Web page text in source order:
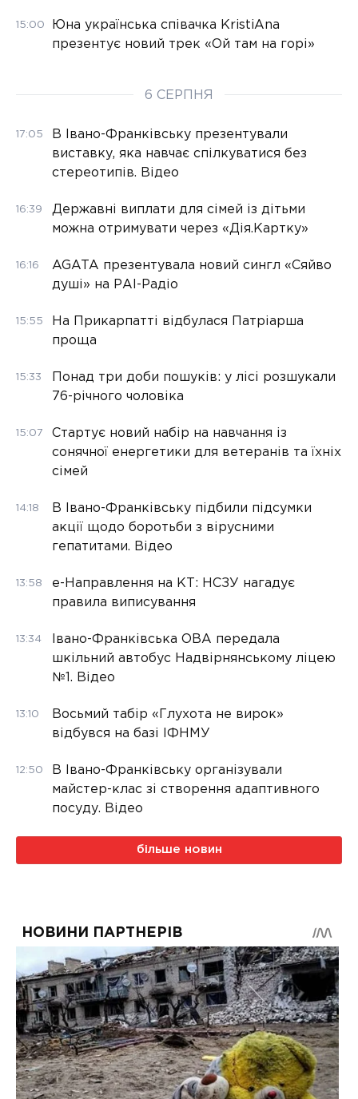
15:00
Юна українська співачка KristiAna
презентує новий трек «Ой там на горі»
6 СЕРПНЯ
17:05
В Івано-Франківську презентували
виставку, яка навчає спілкуватися без
стереотипів. Відео
16:39
Державні виплати для сімей із дітьми
можна отримувати через «Дія.Картку»
16:16
AGATA презентувала новий сингл «Сяйво
душі» на РАІ-Радіо
15:55
На Прикарпатті відбулася Патріарша
проща
15:33
Понад три доби пошуків: у лісі розшукали
76-річного чоловіка
15:07
Стартує новий набір на навчання із
сонячної енергетики для ветеранів та їхніх
сімей
14:18
В Івано-Франківську підбили підсумки
акції щодо боротьби з вірусними
гепатитами. Відео
13:58
е-Направлення на КТ: НСЗУ нагадує
правила виписування
13:34
Івано-Франківська ОВА передала
шкільний автобус Надвірнянському ліцею
№1. Відео
13:10
Восьмий табір «Глухота не вирок»
відбувся на базі ІФНМУ
12:50
В Івано-Франківську організували
майстер-клас зі створення адаптивного
посуду. Відео
більше новин